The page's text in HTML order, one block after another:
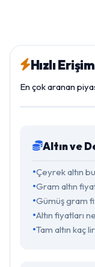
Hızlı
En çok aranan
Altın ve
Çeyrek altın
Gram altın
Gümüş gram
Altın fiyatları
Tam altın kaç